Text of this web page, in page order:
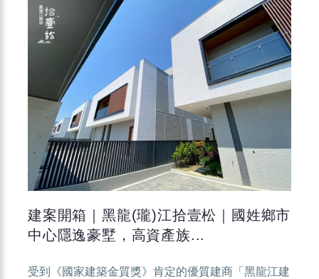
建案開箱｜黑龍(瓏)江拾壹松｜國姓鄉市
中心隱逸豪墅，高資產族...
受到《國家建築金質獎》肯定的優質建商「黑龍江建